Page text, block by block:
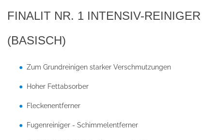
FINALIT NR. 1 INTENSIV-REINIGER
(BASISCH)
Zum Grundreinigen starker Verschmutzungen
Hoher Fettabsorber
Fleckenentferner
Fugenreiniger - Schimmelentferner